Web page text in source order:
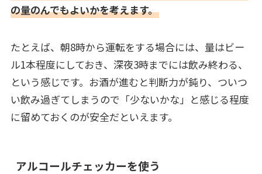
の量のんでもよいかを考えます。
たとえば、朝8時から運転をする場合には、量はビー
ル1本程度にしておき、深夜3時までには飲み終わる、
という感じです。お酒が進むと判断力が鈍り、ついつ
い飲み過ぎてしまうので「少ないかな」と感じる程度
に留めておくのが安全だといえます。
アルコールチェッカーを使う